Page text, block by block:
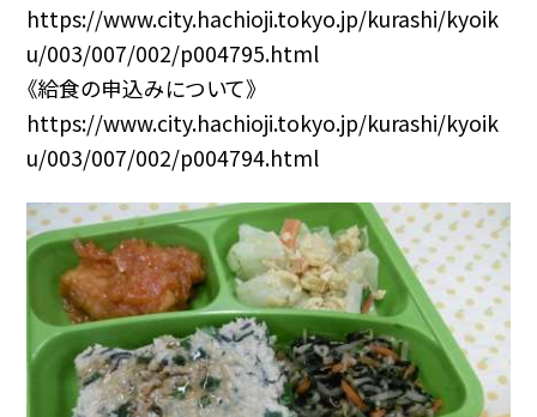
https://www.city.hachioji.tokyo.jp/kurashi/kyoik
u/003/007/002/p004795.html
《給食の申込みについて》
https://www.city.hachioji.tokyo.jp/kurashi/kyoik
u/003/007/002/p004794.html